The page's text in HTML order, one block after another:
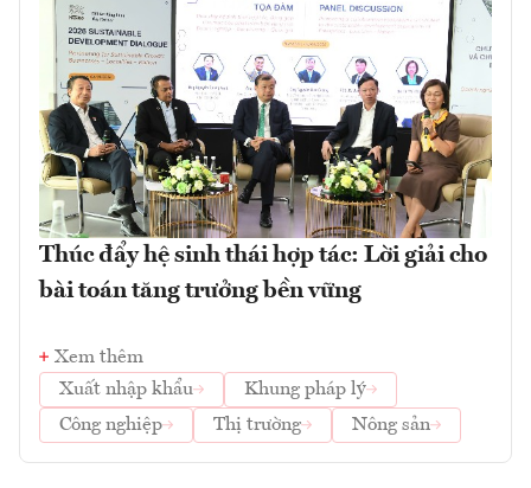
Thúc đẩy hệ sinh thái hợp tác: Lời giải cho
bài toán tăng trưởng bền vững
Xem thêm
Xuất nhập khẩu
Khung pháp lý
Công nghiệp
Thị trường Nông sản